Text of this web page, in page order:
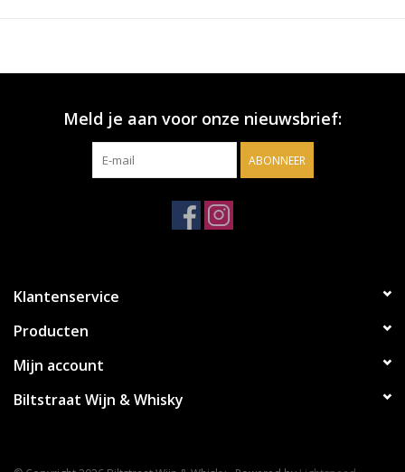
Meld je aan voor onze nieuwsbrief:
ABONNEER
Klantenservice
Producten
Mijn account
Biltstraat Wijn & Whisky